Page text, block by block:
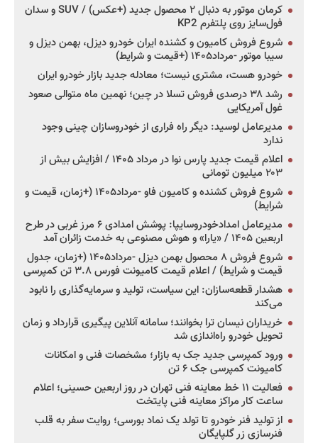
کرمان موتور به دنبال ۲ محصول جدید (+عکس) / SUV و سدان
فول‌سایز روی پلتفرم KP2
شروع فروش کامیون و کشنده ایران خودرو دیزل، بهمن دیزل و
سیبا موتور -مرداد۱۴۰۵ (+قیمت و شرایط)
خودرو هست، مشتری نیست؛ معادله جدید بازار خودرو ایران
رشد ۳۸ درصدی فروش تسلا در چین؛ نهمین ماه متوالی صعود
غول آمریکایی
مدیرعامل لوسید: دیگر راه فراری از خودروسازان چینی وجود
ندارد
اعلام قیمت جدید پارس نوا در مرداد ۱۴۰۵ / افزایش بیش از
۲۰۳ میلیون تومانی
شروع فروش کشنده و کامیون فاو -مرداد۱۴۰۵ (+زمان، قیمت و
شرایط)
مدیرعامل امدادخودروسایپا: پوشش امدادی ۶ مرز غربی در طرح
اربعین ۱۴۰۵ / «یارا» و هوش مصنوعی به خدمت زائران آمد
شروع فروش ۸ محصول بهمن دیزل -مرداد۱۴۰۵ (+زمان، جدول
قیمت و شرایط) / اعلام قیمت کامیونت فورس ۳.۸ تن کمپرسی
هشدار قطعه‌سازان: این سیاست، تولید و سرمایه‌گذاری را نابود
می‌کند
خریداران نیسان ترا بخوانند؛ سامانه آنلاین پیگیری قرارداد و زمان
تحویل خودرو راه‌اندازی شد
ورود کمپرسی جدید جک به بازار؛ مشخصات فنی و امکانات
کامیونت کمپرسی جک ۶ تن
فعالیت ۱۱ خط معاینه فنی تهران در روز اربعین حسینی؛ اعلام
ساعت کار مراکز معاینه فنی پایتخت
از تولید فنر خودرو تا تولد یک نماد بورسی؛ روایت سفر به قلب
فنرسازی زر گلپایگان